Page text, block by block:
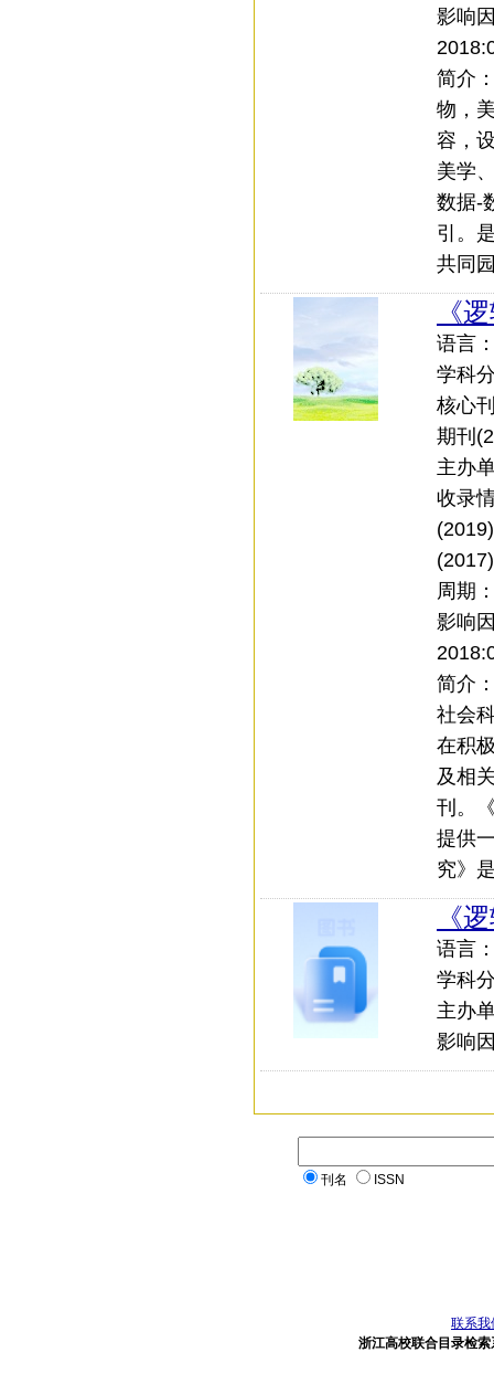
影响
简介
物，
容，
美学
数据-
引。
共同
《
语言
学科
核心
期刊
主办
收录
周期
影响
简介
社会
在积
及相
刊。
提供
究》
《
语言
学科
主办
影响
刊名 ISSN
联系我
浙江高校联合目录检索